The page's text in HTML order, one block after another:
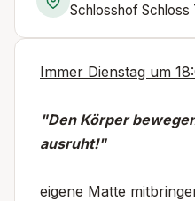
Schlosshof Schloss
Immer Dienstag um
"Den Körper
ausruht!"
eigene Matte